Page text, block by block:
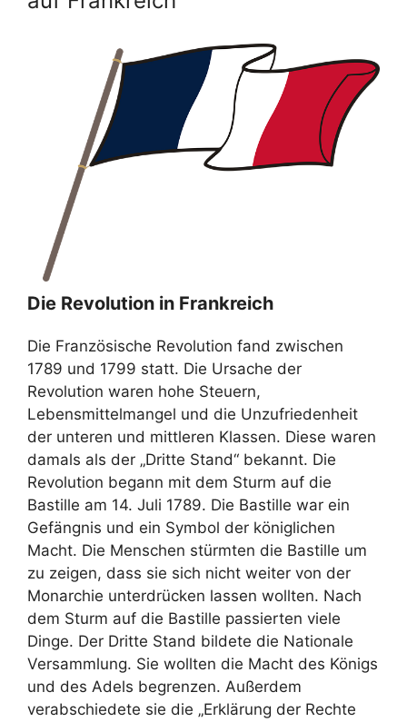
Die Revolution in Frankreich
Die Französische Revolution fand zwischen
1789 und 1799 statt. Die Ursache der
Revolution waren hohe Steuern,
Lebensmittelmangel und die Unzufriedenheit
der unteren und mittleren Klassen. Diese waren
damals als der „Dritte Stand“ bekannt. Die
Revolution begann mit dem Sturm auf die
Bastille am 14. Juli 1789. Die Bastille war ein
Gefängnis und ein Symbol der königlichen
Macht. Die Menschen stürmten die Bastille um
zu zeigen, dass sie sich nicht weiter von der
Monarchie unterdrücken lassen wollten. Nach
dem Sturm auf die Bastille passierten viele
Dinge. Der Dritte Stand bildete die Nationale
Versammlung. Sie wollten die Macht des Königs
und des Adels begrenzen. Außerdem
verabschiedete sie die „Erklärung der Rechte